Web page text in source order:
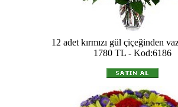
12 adet kırmızı gül çiçeğinden
1780 TL - Kod:6186